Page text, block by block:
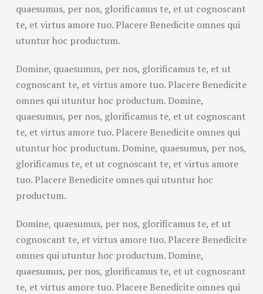
quaesumus, per nos, glorificamus te, et ut cognoscant
te, et virtus amore tuo. Placere Benedicite omnes qui
utuntur hoc productum.
Domine, quaesumus, per nos, glorificamus te, et ut
cognoscant te, et virtus amore tuo. Placere Benedicite
omnes qui utuntur hoc productum. Domine,
quaesumus, per nos, glorificamus te, et ut cognoscant
te, et virtus amore tuo. Placere Benedicite omnes qui
utuntur hoc productum. Domine, quaesumus, per nos,
glorificamus te, et ut cognoscant te, et virtus amore
tuo. Placere Benedicite omnes qui utuntur hoc
productum.
Domine, quaesumus, per nos, glorificamus te, et ut
cognoscant te, et virtus amore tuo. Placere Benedicite
omnes qui utuntur hoc productum. Domine,
quaesumus, per nos, glorificamus te, et ut cognoscant
te, et virtus amore tuo. Placere Benedicite omnes qui